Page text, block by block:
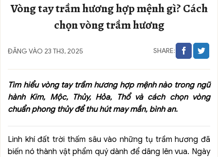
Vòng tay trầm hương hợp mệnh gì? Cách
chọn vòng trầm hương
ĐĂNG VÀO 23 TH3, 2025 SHARE:
Tìm hiểu vòng tay trầm hương hợp mệnh nào trong ngũ
hành Kim, Mộc, Thủy, Hỏa, Thổ và cách chọn vòng
chuẩn phong thủy để thu hút may mắn, bình an.
Linh khí đất trời thấm sâu vào những tụ trầm hương đã
biến nó thành vật phẩm quý dành để dâng lên vua. Ngày